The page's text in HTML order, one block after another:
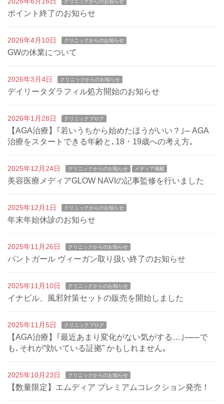
クリニックからのお知らせ
ポイント終了のお知らせ
2026年4月10日 クリニックからのお知らせ
GWの休業について
2026年3月4日 クリニックからのお知らせ
デイリータダラフィル処方開始のお知らせ
2026年1月28日 クリニックブログ
【AGA治療】｢若いうちから始めたほうがいい？｣─ AGA
治療をスタートできる年齢と､18・19歳への考え方｡
2025年12月24日 クリニックからのお知らせ メディア掲載
美容医療メディアGLOW NAVIの記事監修を行いました
2025年12月1日 クリニックからのお知らせ
年末年始休診のお知らせ
2025年11月26日 クリニックからのお知らせ
パントガール ヴィーガン取り扱い終了のお知らせ
2025年11月10日 クリニックからのお知らせ
イナビル、風邪対策セットの販売を開始しました
2025年11月5日 クリニックブログ
【AGA治療】｢最近あまり変化がない気がする…｣⸺で
も､それが“効いている証拠” かもしれません｡
2025年10月23日 クリニックからのお知らせ
【数量限定】エムディア プレミアムコレクション発売！